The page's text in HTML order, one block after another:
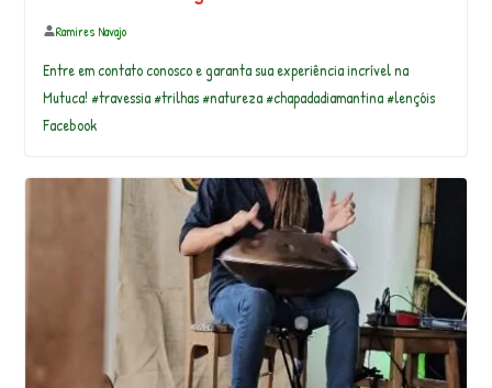
Ramires Navajo
Entre em contato conosco e garanta sua experiência incrível na
Mutuca! #travessia #trilhas #natureza #chapadadiamantina #lençóis
Facebook